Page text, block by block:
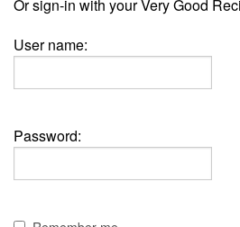
Or sign-in with your Very Good
User name:
Password: